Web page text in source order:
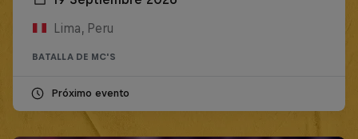
Lima, Peru
BATALLA DE MC'S
Próximo evento